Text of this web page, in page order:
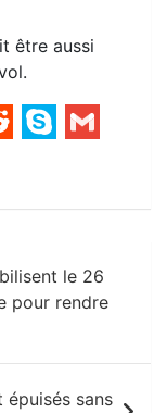
être aussi
e
i
l
le 26
pour rendre
sans